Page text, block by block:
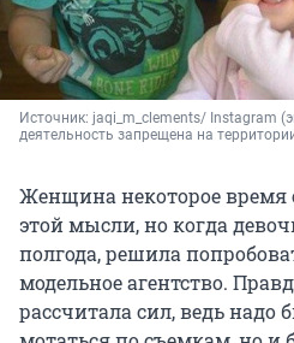
Источник: jaqi_m_clements/ Instagram
деятельность запрещена на
Женщина некоторое время
этой мысли, но когда
полгода, решила
модельное агентство.
рассчитала сил, ведь надо